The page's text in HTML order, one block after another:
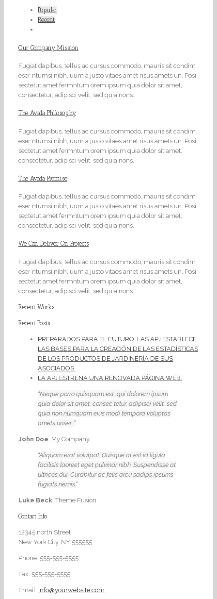
Popular
Recent
Our Company Mission
Fugiat dapibus, tellus ac cursus commodo, mauris sit condim
eser ntumsi nibh, uum a justo vitaes amet risus amets un. Posi
sectetut amet fermntum orem ipsum quia dolor sit amet,
consectetur, adipisci velit, sed quia nons.
The Avada Philosophy
Fugiat dapibus, tellus ac cursus commodo, mauris sit condim
eser ntumsi nibh, uum a justo vitaes amet risus amets un. Posi
sectetut amet fermntum orem ipsum quia dolor sit amet,
consectetur, adipisci velit, sed quia nons.
The Avada Promise
Fugiat dapibus, tellus ac cursus commodo, mauris sit condim
eser ntumsi nibh, uum a justo vitaes amet risus amets un. Posi
sectetut amet fermntum orem ipsum quia dolor sit amet,
consectetur, adipisci velit, sed quia nons.
We Can Deliver On Projects
Fugiat dapibus, tellus ac cursus commodo, mauris sit condim
eser ntumsi nibh, uum a justo vitaes amet risus amets un. Posi
sectetut amet fermntum orem ipsum quia dolor sit amet,
consectetur, adipisci velit, sed quia nons.
Recent Works
Recent Posts
PREPARADOS PARA EL FUTURO: LAS APJ ESTABLECE
LAS BASES PARA LA CREACIÓN DE LAS ESTADÍSTICAS
DE LOS PRODUCTOS DE JARDINERÍA DE SUS
ASOCIADOS.
LA APJ ESTRENA UNA RENOVADA PÁGINA WEB.
Neque porro quisquam est, qui dolorem ipsum
quia dolor sit amet, consec tetur, adipisci velit, sed
quia non numquam eius modi tempora voluptas
amets unser.
John Doe My Company
Aliquam erat volutpat. Quisque at est id ligula
facilisis laoreet eget pulvinar nibh. Suspendisse at
ultrices dui. Curabitur ac felis arcu sadips ipsums
fugiats nemis.
Luke Beck ,Theme Fusion
Contact Info
12345 north Street
New York City, NY 555555
Phone: 555-555-5555
Fax: 555-555-5555
Email: info@yourwebsite.com